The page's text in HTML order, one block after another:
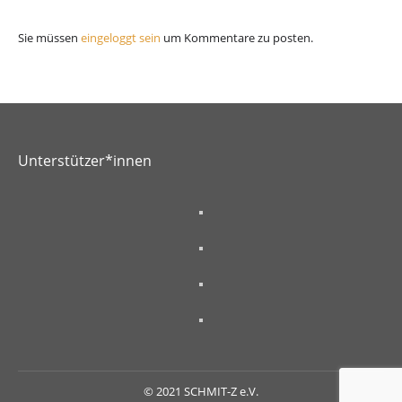
Sie müssen eingeloggt sein um Kommentare zu posten.
Unterstützer*innen
© 2021 SCHMIT-Z e.V.